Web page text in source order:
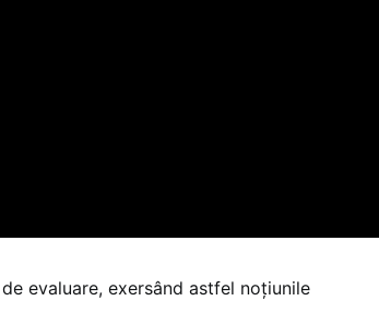
evaluare, exersând astfel noțiunile